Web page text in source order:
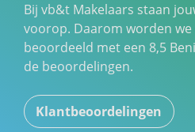
Bij vb&t Makelaars staan
voorop. Daarom worden
beoordeeld met een 8,5
de beoordelingen.
Klantbeoordelingen